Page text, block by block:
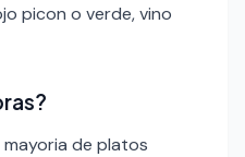
picon o verde, vino
de platos